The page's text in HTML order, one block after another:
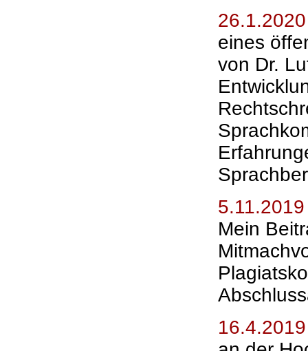
26.1.2020
eines
von Dr.
5.11.2019
Mein
16.4.2019